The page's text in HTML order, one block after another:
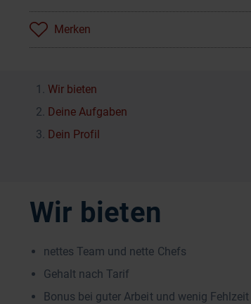
Merken
Wir bieten
Deine Aufgaben
Dein Profil
Wir bieten
nettes Team und nette Chefs
Gehalt nach Tarif
Bonus bei guter Arbeit und wenig Fehlzeit